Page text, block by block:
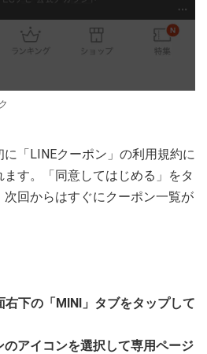
「LINEクーポン」の利用規約に
す。「同意してはじめる」をタ
回からはすぐにクーポン一覧が
下の「MINI」タブをタップして
アイコンを選択して専用ページ